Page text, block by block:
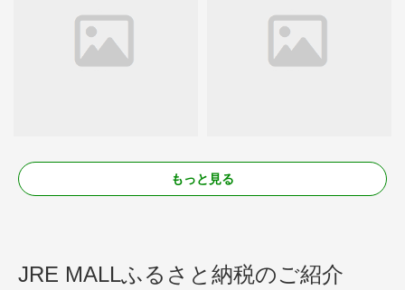
もっと見る
JRE MALLふるさと納税のご紹介